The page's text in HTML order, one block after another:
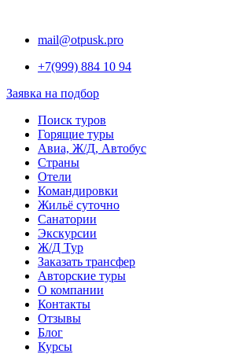
содержимому
mail@otpusk.pro
+7(999) 884 10 94
Заявка на подбор
Поиск туров
Горящие туры
Авиа, Ж/Д, Автобус
Страны
Отели
Командировки
Жильё суточно
Санатории
Экскурсии
Ж/Д Тур
Заказать трансфер
Авторские туры
О компании
Контакты
Отзывы
Блог
Курсы